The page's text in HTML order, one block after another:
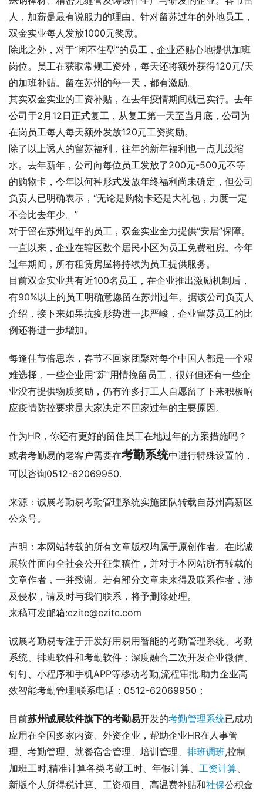
人，加薪是最有说服力的理由。针对留苏过年的外地员工，
双金实业每人发放1000元奖励。
除此之外，对于“闲不住型”的员工，企业还贴心地提供加班
岗位。员工在获取常规工资外，每天还将额外获得120元/天
的加班补贴。留在苏州的每一天，都有激励。
其实双金实业的工资补贴，在去年疫情期间就已实行。去年
公司于2月12日正式复工，从复工第一天至当月底，公司为
在岗员工每人每天额外发放120元工资奖励。
除了以上诱人的留苏福利，往年的新年福利也一点儿没缩
水。去年新年，公司向每位员工发放了200元-500元不等
的购物卡，今年以何种形式发放年终福利尚未确定，但公司
负责人已明确表示，“无论是购物卡还是大礼包，力度一定
不会比去年少。”
对于留在苏州过年的员工，双金实业全力提供“安居”保障。
一直以来，企业在辖区数个居民小区为员工免费租房。今年
过年期间，所有租赁房屋将持续为员工提供服务。
目前双金实业共有近100名员工，在企业推出激励机制后，
有90%以上的员工明确意愿留在苏州过年。据该公司负责人
介绍，接下来如果抗疫形势进一步严峻，企业留苏员工的比
例还将进一步增加。
每逢佳节倍思亲，春节不回家团聚对每个中国人都是一个艰
难选择，一些企业用“薪”用情挽留员工，很好但还有一些企
业没有提供物质奖励，仍有许多打工人自愿留了下来积极响
应疫情防控要求是大家决定不回家过年的主要原因。
作为HR，你还有更好的留住员工在地过年的方案措施吗？
或者考勤易的老客户需要在考勤系统中进行特殊设置的，
可以咨询0512-62069950.
来源：诚展考勤易考勤管理系统实施团队转载自苏州高新区
公众号。
声明：本网站转载的所有文章版权均属于原创作者。在此诚
展软件面向全社会公开征集稿件，并对于本网站所有转载的
文章作者，一并致谢。若有部分文章未来得及联系作者，涉
及侵权，请及时与我们联系，将予删除处理。
来稿可发邮箱:czitc@czitc.com
诚展考勤易专注于开发好用易用智能的考勤管理系统、考勤
系统、排班软件和考勤软件；深度融合二次开发企业微信、
钉钉、小程序和手机APP等移动考勤,流程审批.助力企业高
效智能考勤管理!联系电话：0512-62069950；
目前苏州诚展软件旗下的考勤易开发的考勤管理系统已成功
应用在全国多家内资、外资企业，帮助企业HR在人事管
理、考勤管理、就餐宿舍管理、培训管理、 排班调班,控制
加班工时,精准计算各类考勤工时、年假计算、 工资计算
新版个人所得税计算、工资项目、高温费补贴和社保公积金